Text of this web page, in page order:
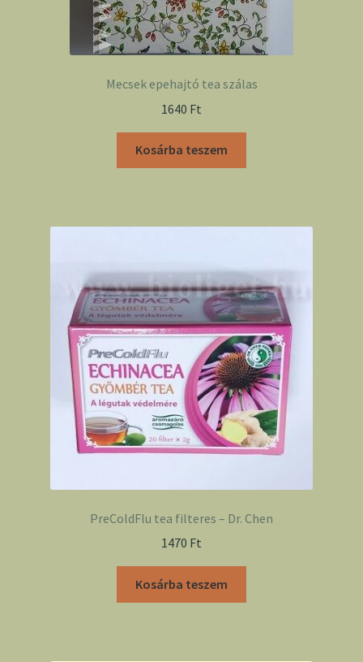
Mecsek epehajtó tea szálas
1640 Ft
Kosárba teszem
PreColdFlu tea filteres – Dr. Chen
1470 Ft
Kosárba teszem